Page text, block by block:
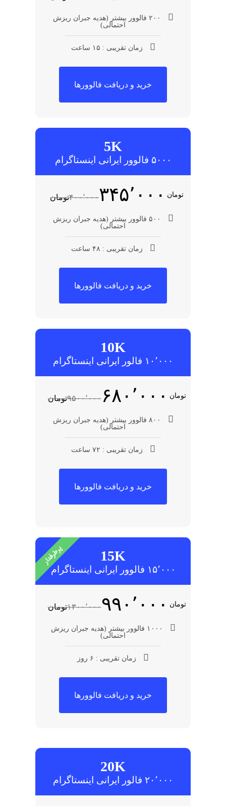
۲۰۰ فالوور بیشتر (هدیه جبران ریزش
احتمالی)
زمان تقریبی : ۱۵ ساعت
خرید و دریافت فالوورها
5K
۵۰۰۰ فالوور ایرانی اینستاگرام
۴۰۰٬۰۰۰تومان ۳۴۵٬۰۰۰ تومان
۵۰۰ فالوور بیشتر (هدیه جبران ریزش
احتمالی)
زمان تقریبی : ۴۸ ساعت
خرید و دریافت فالوورها
10K
۱۰٬۰۰۰ فالور ایرانی اینستاگرام
۹۵۰۰٬۰۰۰تومان ۶۸۰٬۰۰۰ تومان
۸۰۰ فالوور بیشتر (هدیه جبران ریزش
احتمالی)
زمان تقریبی : ۷۲ ساعت
خرید و دریافت فالوورها
15K
۱۵٬۰۰۰ فالوور ایرانی اینستاگرام
۱۳۰۰٬۰۰۰تومان ۹۹۰٬۰۰۰ تومان
۱۰۰۰ فالوور بیشتر (هدیه جبران ریزش
احتمالی)
زمان تقریبی : ۶ روز
خرید و دریافت فالوورها
پرطرفدار
20K
۲۰٬۰۰۰ فالور ایرانی اینستاگرام